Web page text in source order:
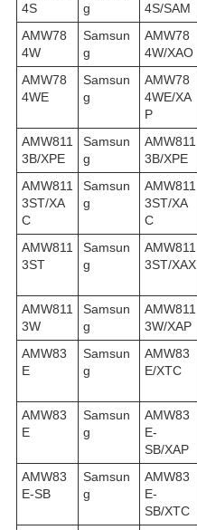
4S
g
4S/SAM
AMW78
4W
Samsun
g
AMW78
4W/XAO
AMW78
4WE
Samsun
g
AMW78
4WE/XA
P
AMW811
3B/XPE
Samsun
g
AMW811
3B/XPE
AMW811
3ST/XA
C
Samsun
g
AMW811
3ST/XA
C
AMW811
3ST
Samsun
g
AMW811
3ST/XAX
AMW811
3W
Samsun
g
AMW811
3W/XAP
AMW83
E
Samsun
g
AMW83
E/XTC
AMW83
E
Samsun
g
AMW83
E-
SB/XAP
AMW83
E-SB
Samsun
g
AMW83
E-
SB/XTC